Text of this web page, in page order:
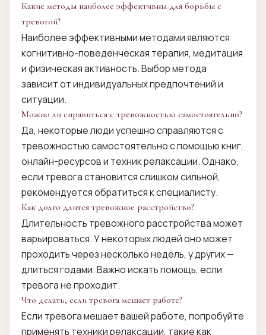
Какие методы наиболее эффективны для борьбы с
тревогой?
Наиболее эффективными методами являются
когнитивно-поведенческая терапия, медитация
и физическая активность. Выбор метода
зависит от индивидуальных предпочтений и
ситуации.
Можно ли справиться с тревожностью самостоятельно?
Да, некоторые люди успешно справляются с
тревожностью самостоятельно с помощью книг,
онлайн-ресурсов и техник релаксации. Однако,
если тревога становится слишком сильной,
рекомендуется обратиться к специалисту.
Как долго длится тревожное расстройство?
Длительность тревожного расстройства может
варьироваться. У некоторых людей оно может
проходить через несколько недель, у других —
длиться годами. Важно искать помощь, если
тревога не проходит.
Что делать, если тревога мешает работе?
Если тревога мешает вашей работе, попробуйте
применять техники релаксации, такие как